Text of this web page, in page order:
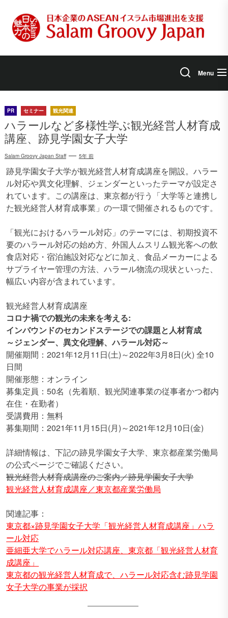
content
Menu
PR セミナー 観光関連
ハラールなど多様性学ぶ観光経営人材育成
講座、跡見学園女子大学
Salam Groovy Japan Staff 5年 前
跡見学園女子大学が観光経営人材育成講座を開設。ハラー
ル対応や異文化理解、ジェンダーといったテーマが設定さ
れています。この講座は、東京都が行う「大学等と連携し
た観光経営人材育成事業」の一環で開催されるものです。
「観光におけるハラール対応」のテーマには、初期投資不
要のハラール対応の始め方、外国人ムスリム観光客への飲
食店対応・宿泊施設対応などに加え、食品メーカーによる
サプライヤー管理の方法、ハラール物流の現状といった、
幅広い内容が含まれています。
観光経営人材育成講座
コロナ禍での観光の未来を考える:
インバウンドのセカンドステージでの課題と人材育成
～ジェンダー、異文化理解、ハラール対応～
開催期間：2021年12月11日(土)～2022年3月8日(火) 全10
日間
開催形態：オンライン
募集定員：50名（先着順、観光関連事業の従事者かつ都内
在住・在勤者）
受講費用：無料
募集期間：2021年11月15日(月)～2021年12月10日(金)
詳細情報は、下記の跡見学園女子大学、東京都産業労働局
の公式ページでご確認ください。
観光経営人材育成講座のご案内／跡見学園女子大学
観光経営人材育成講座／東京都産業労働局
関連記事：
東京都×跡見学園女子大学「観光経営人材育成講座」ハラ
ール対応
亜細亜大学でハラール対応講座、東京都「観光経営人材育
成講座」
東京都の観光経営人材育成で、ハラール対応含む跡見学園
女子大学の事業が採択